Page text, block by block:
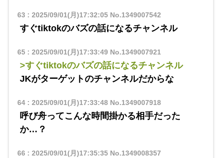
63 : 2025/09/01(月)17:32:05No.1349007542
すぐtiktokのバズの話になるチャンネル
65: 2025/09/01(月)17:33:49No.1349007921
>すぐtiktokのバズの話になるチャンネル
JKがターゲットのチャンネルだからな
64: 2025/09/01(月)17:33:48No.1349007918
呼び舟ってこんな時間掛かる相手だった
か…？
66 : 2025/09/01(月)17:35:35No.1349008357